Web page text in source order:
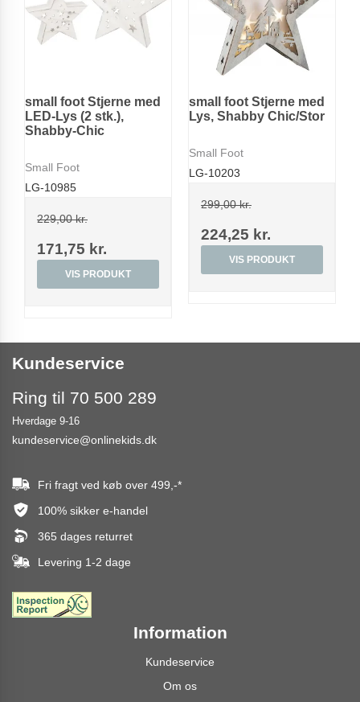
small foot Stjerne med
LED-Lys (2 stk.),
Shabby-Chic
Small Foot
LG-10985
229,00 kr.
171,75 kr.
VIS PRODUKT
small foot Stjerne med
Lys, Shabby Chic/Stor
Small Foot
LG-10203
299,00 kr.
224,25 kr.
VIS PRODUKT
Kundeservice
Ring til 70 500 289
Hverdage 9-16
kundeservice@onlinekids.dk
Fri fragt ved køb over 499,-*
100% sikker e-handel
365 dages returret
Levering 1-2 dage
Information
Kundeservice
Om os